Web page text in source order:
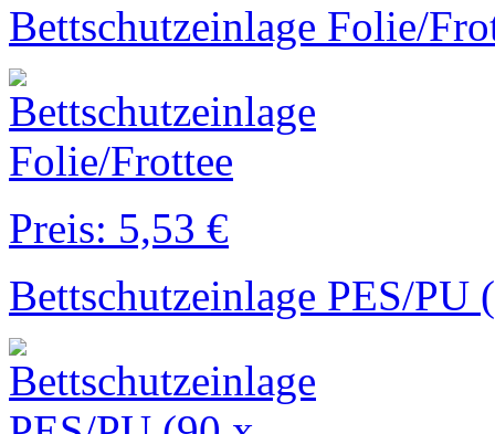
Bettschutzeinlage Folie/
Preis: 5,53 €
Bettschutzeinlage PES/PU